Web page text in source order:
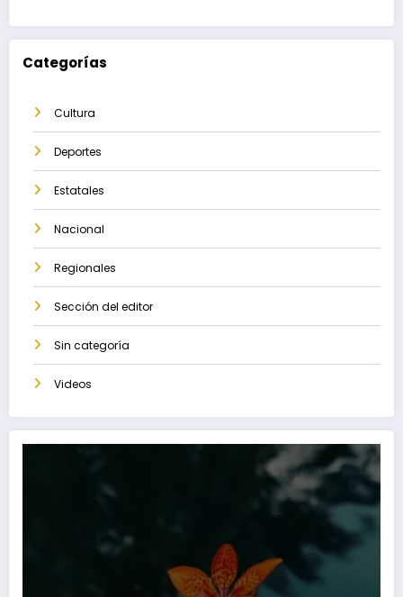
Categorías
Cultura
Deportes
Estatales
Nacional
Regionales
Sección del editor
Sin categoría
Videos